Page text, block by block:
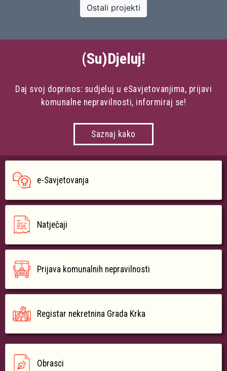
Ostali projekti
(Su)Djeluj!
Daj svoj doprinos: sudjeluj u eSavjetovanjima, prijavi
komunalne nepravilnosti, informiraj se!
Saznaj kako
e-Savjetovanja
Natječaji
Prijava komunalnih nepravilnosti
Registar nekretnina Grada Krka
Obrasci